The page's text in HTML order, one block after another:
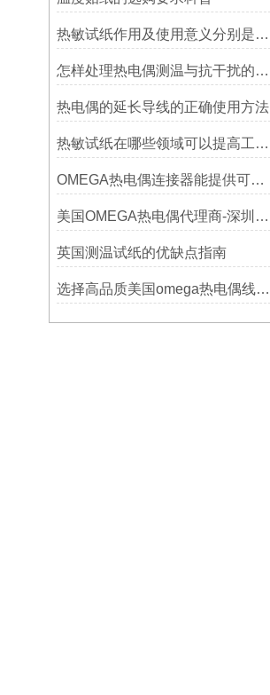
热敏试纸作用及使用意义分别是什么？
怎样处理热电偶测温与抗干扰的问题
热电偶的延长导线的正确使用方法
热敏试纸在哪些领域可以提高工作效率？
OMEGA热电偶连接器能提供可靠的信号传输
美国OMEGA热电偶代理商-深圳鑫博恒业-热电偶测温感温线和插头插座连接器
英国测温试纸的优缺点指南
选择高品质美国omega热电偶线的要点？